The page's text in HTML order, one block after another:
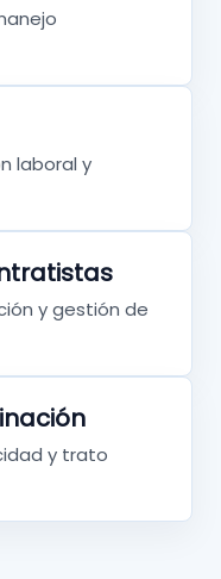
laboral y
y gestión de
y trato